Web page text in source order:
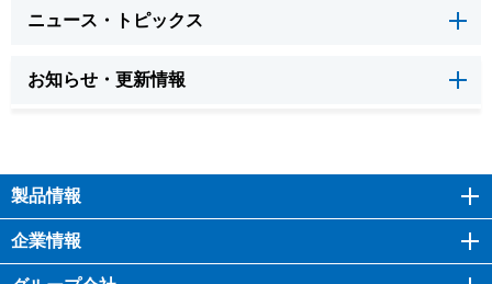
ニュース・トピックス
お知らせ・更新情報
製品情報
企業情報